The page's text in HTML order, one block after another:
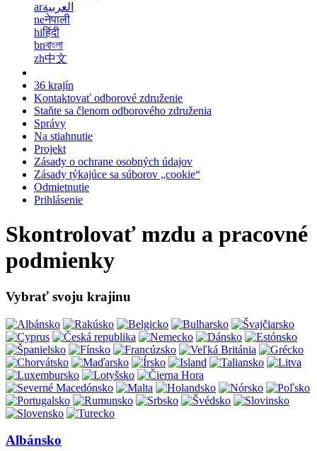
arالعربية
neनेपाली
hiहिंदी
bnবাংলা
zh中文
36 krajín
Kontaktovať odborové združenie
Staňte sa členom odborového združenia
Správy
Na stiahnutie
Projekt
Zásady o ochrane osobných údajov
Zásady týkajúce sa súborov „cookie“
Odmietnutie
Prihlásenie
Skontrolovať mzdu a pracovné
podmienky
Vybrať svoju krajinu
Albánsko